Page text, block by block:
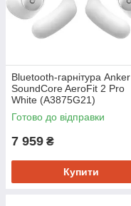
Bluetooth-гарнітура Anker
SoundCore AeroFit 2 Pro
White (A3875G21)
Готово до відправки
7 959 ₴
Купити